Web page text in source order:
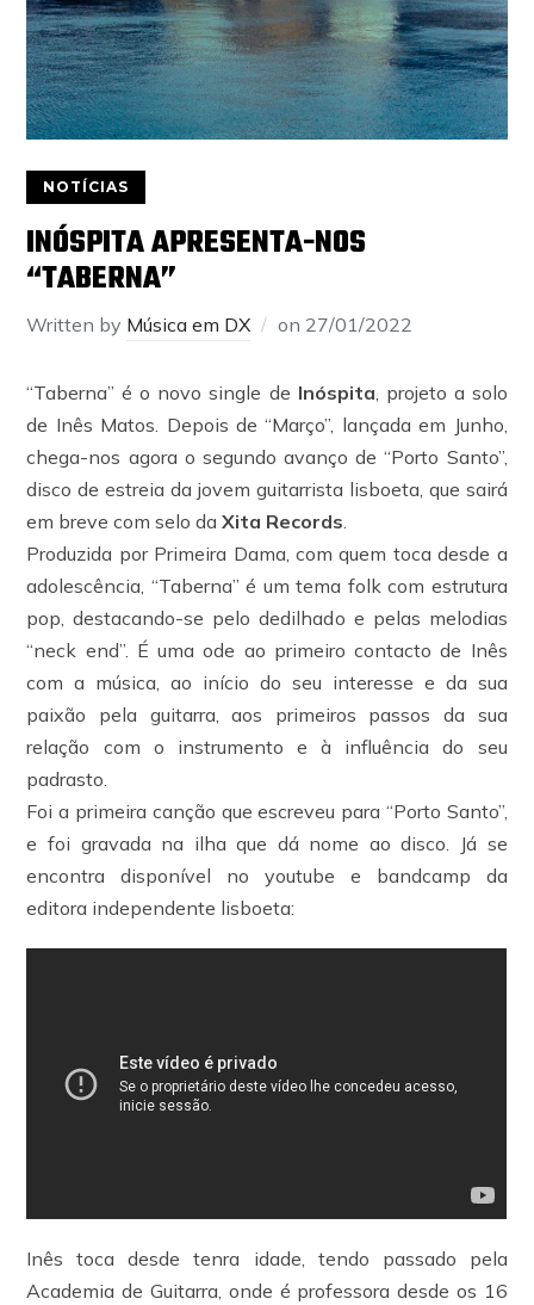
NOTÍCIAS
INÓSPITA APRESENTA-NOS
“TABERNA”
Written by Música em DX on 27/01/2022
“Taberna” é o novo single de Inóspita, projeto a solo
de Inês Matos. Depois de “Março”, lançada em Junho,
chega-nos agora o segundo avanço de “Porto Santo”,
disco de estreia da jovem guitarrista lisboeta, que sairá
em breve com selo daXita Records.
Produzida por Primeira Dama, com quem toca desde a
adolescência, “Taberna” é um tema folk com estrutura
pop, destacando-se pelo dedilhado e pelas melodias
“neck end”. É uma ode ao primeiro contacto de Inês
com a música, ao início do seu interesse e da sua
paixão pela guitarra, aos primeiros passos da sua
relação com o instrumento e à influência do seu
padrasto.
Foi a primeira canção que escreveu para “Porto Santo”,
e foi gravada na ilha que dá nome ao disco. Já se
encontra disponível no youtube e bandcamp da
editora independente lisboeta:
Inês toca desde tenra idade, tendo passado pela
Academia de Guitarra, onde é professora desde os 16